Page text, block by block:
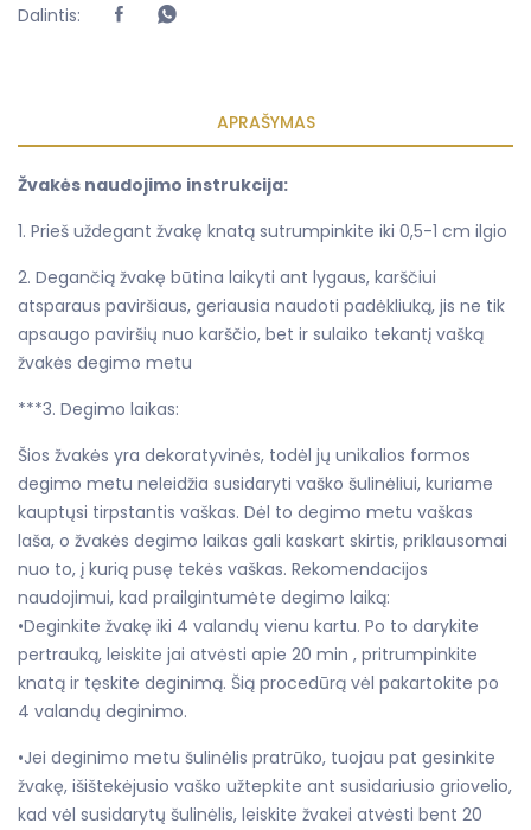
Dalintis:
APRAŠYMAS
Žvakės naudojimo instrukcija:
1. Prieš uždegant žvakę knatą sutrumpinkite iki 0,5-1 cm ilgio
2. Degančią žvakę būtina laikyti ant lygaus, karščiui
atsparaus paviršiaus, geriausia naudoti padėkliuką, jis ne tik
apsaugo paviršių nuo karščio, bet ir sulaiko tekantį vašką
žvakės degimo metu
***3. Degimo laikas:
Šios žvakės yra dekoratyvinės, todėl jų unikalios formos
degimo metu neleidžia susidaryti vaško šulinėliui, kuriame
kauptųsi tirpstantis vaškas. Dėl to degimo metu vaškas
laša, o žvakės degimo laikas gali kaskart skirtis, priklausomai
nuo to, į kurią pusę tekės vaškas. Rekomendacijos
naudojimui, kad prailgintumėte degimo laiką:
•Deginkite žvakę iki 4 valandų vienu kartu. Po to darykite
pertrauką, leiskite jai atvėsti apie 20 min , pritrumpinkite
knatą ir tęskite deginimą. Šią procedūrą vėl pakartokite po
4 valandų deginimo.
•Jei deginimo metu šulinėlis pratrūko, tuojau pat gesinkite
žvakę, išištekėjusio vaško užtepkite ant susidariusio griovelio,
kad vėl susidarytų šulinėlis, leiskite žvakei atvėsti bent 20